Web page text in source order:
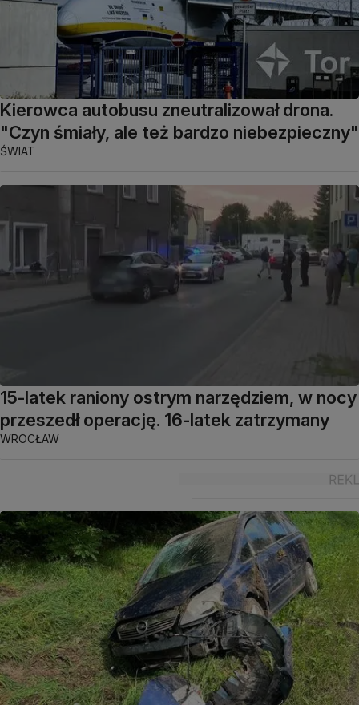
Kierowca autobusu zneutralizował drona.
"Czyn śmiały, ale też bardzo niebezpieczny"
ŚWIAT
15-latek raniony ostrym narzędziem, w nocy
przeszedł operację. 16-latek zatrzymany
WROCŁAW